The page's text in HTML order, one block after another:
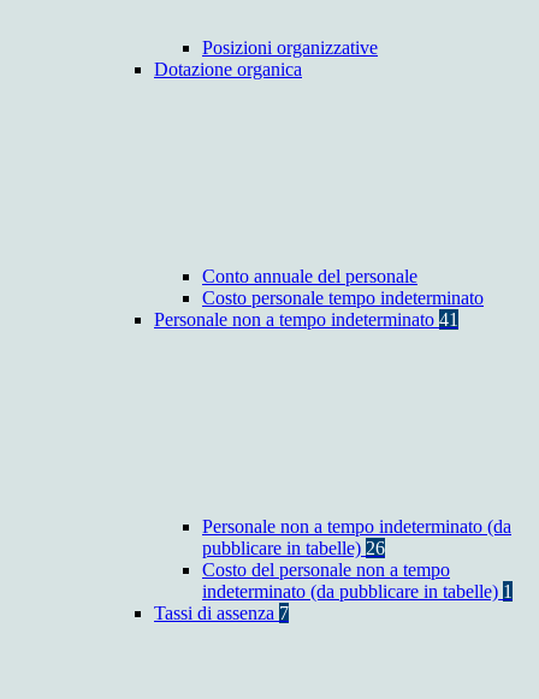
Posizioni organizzative
Dotazione organica
Conto annuale del personale
Costo personale tempo indeterminato
Personale non a tempo indeterminato 41
Personale non a tempo indeterminato (da
pubblicare in tabelle) 26
Costo del personale non a tempo
indeterminato (da pubblicare in tabelle) 1
Tassi di assenza 7